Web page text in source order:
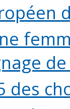
de
des